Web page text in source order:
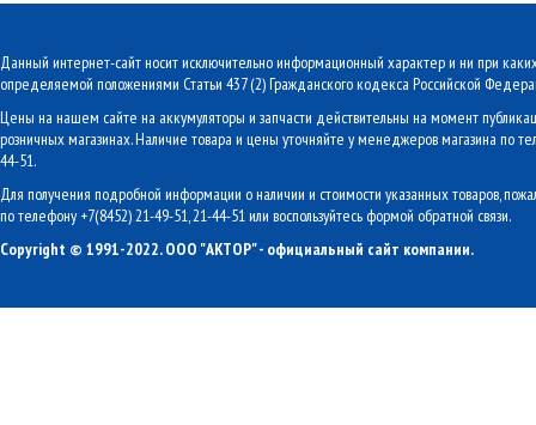
Данный интернет-сайт носит исключительно информационный характер и ни при
определяемой положениями Статьи 437 (2) Гражданского кодекса Российской
Цены на нашем сайте на аккумуляторы и запчасти действительны на момент
розничных магазинах. Наличие товара и цены уточняйте у менеджеров магазина по
44-51.
Для получения подробной информации о наличии и стоимости указанных товаров,
по телефону +7(8452) 21-49-51, 21-44-51 или воспользуйтесь формой обратной связи.
Copyright © 1991-2022. ООО "АКТОР" - официальный сайт компании.